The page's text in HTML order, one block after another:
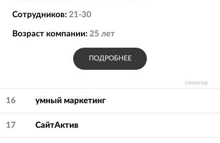
спонсор
Сотрудников: 21-30
Возраст компании: 25 лет
ПОДРОБНЕЕ
16 умный маркетинг
17 СайтАктив